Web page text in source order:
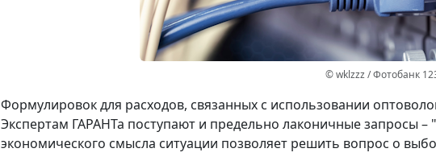
© wklzzz / Фотобанк
Формулировок для расходов, связанных с использовании
Экспертам ГАРАНТа поступают и предельно лаконичные запросы
экономического смысла ситуации позволяет решить вопрос о